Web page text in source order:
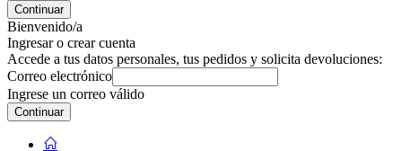
Continuar
Bienvenido/a
Ingresar o crear cuenta
Accede a tus datos personales, tus pedidos y solicita devoluciones:
Correo electrónico
Ingrese un correo válido
Continuar